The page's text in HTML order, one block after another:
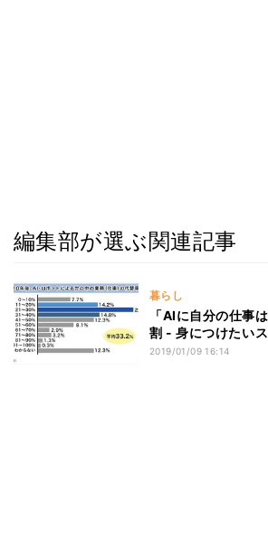
編集部が選ぶ関連記事
暮らし
「AIに自分の仕事
割 - 身につけたい
2019/01/09 16:14